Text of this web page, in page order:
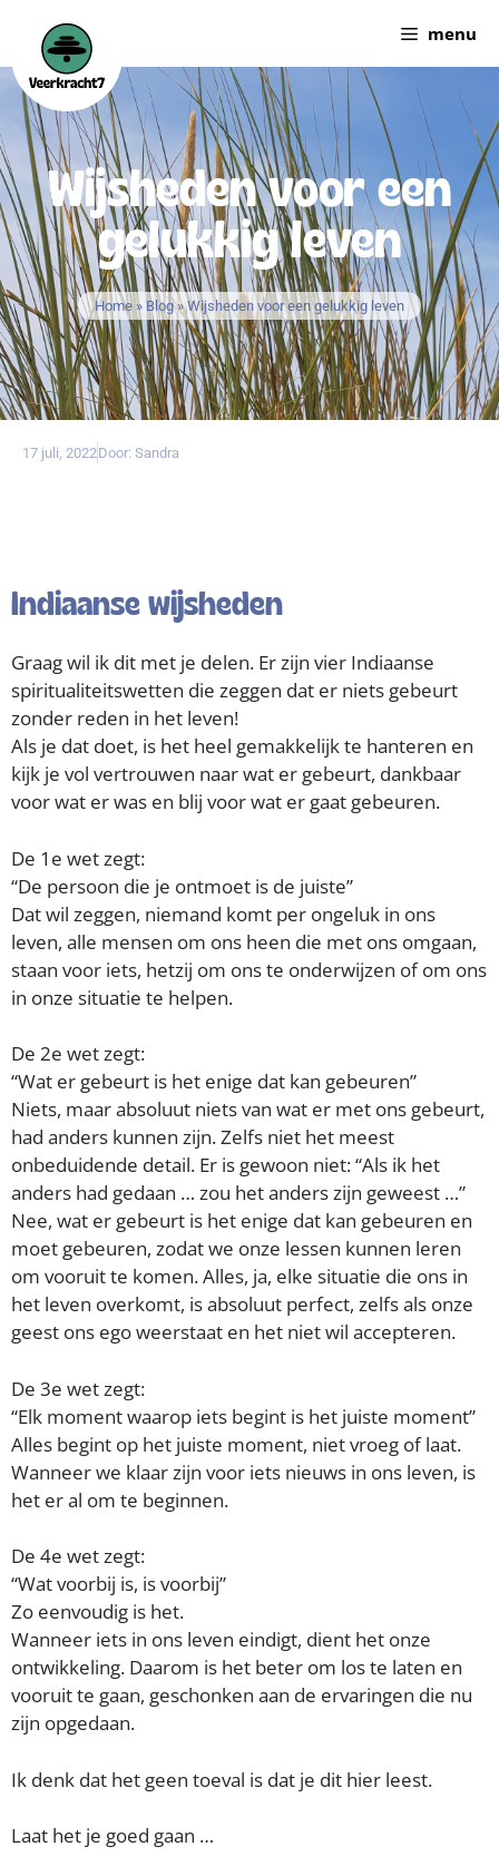
menu
Wijsheden voor een
gelukkig leven
Home » Blog»Wijsheden voor een gelukkig leven
17 juli, 2022Door: Sandra
Indiaanse wijsheden
Graag wil ik dit met je delen. Er zijn vier Indiaanse
spiritualiteitswetten die zeggen dat er niets gebeurt
zonder reden in het leven!
Als je dat doet, is het heel gemakkelijk te hanteren en
kijk je vol vertrouwen naar wat er gebeurt, dankbaar
voor wat er was en blij voor wat er gaat gebeuren.
De 1e wet zegt:
“De persoon die je ontmoet is de juiste”
Dat wil zeggen, niemand komt per ongeluk in ons
leven, alle mensen om ons heen die met ons omgaan,
staan ​​voor iets, hetzij om ons te onderwijzen of om ons
in onze situatie te helpen.
De 2e wet zegt:
“Wat er gebeurt is het enige dat kan gebeuren”
Niets, maar absoluut niets van wat er met ons gebeurt,
had anders kunnen zijn. Zelfs niet het meest
onbeduidende detail. Er is gewoon niet: “Als ik het
anders had gedaan … zou het anders zijn geweest …”
Nee, wat er gebeurt is het enige dat kan gebeuren en
moet gebeuren, zodat we onze lessen kunnen leren
om vooruit te komen. Alles, ja, elke situatie die ons in
het leven overkomt, is absoluut perfect, zelfs als onze
geest ons ego weerstaat en het niet wil accepteren.
De 3e wet zegt:
“Elk moment waarop iets begint is het juiste moment”
Alles begint op het juiste moment, niet vroeg of laat.
Wanneer we klaar zijn voor iets nieuws in ons leven, is
het er al om te beginnen.
De 4e wet zegt:
“Wat voorbij is, is voorbij”
Zo eenvoudig is het.
Wanneer iets in ons leven eindigt, dient het onze
ontwikkeling. Daarom is het beter om los te laten en
vooruit te gaan, geschonken aan de ervaringen die nu
zijn opgedaan.
Ik denk dat het geen toeval is dat je dit hier leest.
Laat het je goed gaan …